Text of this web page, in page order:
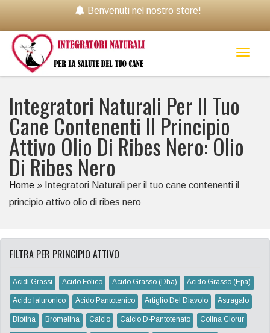
Benvenuti nel nostro store!
Integratori Naturali Per Il Tuo
Cane Contenenti Il Principio
Attivo Olio Di Ribes Nero: Olio
Di Ribes Nero
Home » Integratori Naturali per il tuo cane contenenti il
principio attivo olio di ribes nero
FILTRA PER PRINCIPIO ATTIVO
Acidi Grassi Acido Folico Acido Grasso (dha) Acido Grasso (epa)
Acido Ialuronico Acido Pantotenico Artiglio Del Diavolo Astragalo
Biotina Bromelina Calcio Calcio D-Pantotenato Colina Clorur